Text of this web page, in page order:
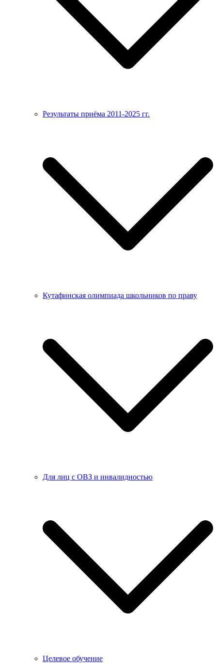
Результаты приёма 2011-2025 гг.
Кутафинская олимпиада школьников по праву
Для лиц с ОВЗ и инвалидностью
Целевое обучение